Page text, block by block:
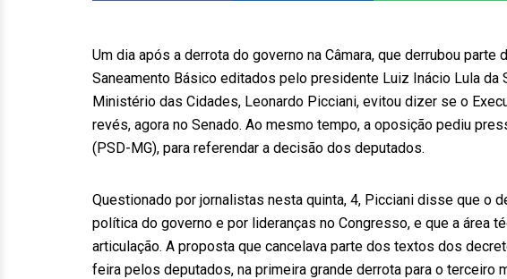
Um dia após a derrota do governo na Câmara, que derrubou
Saneamento Básico editados pelo presidente Luiz Inácio Lula da
Ministério das Cidades, Leonardo Picciani, evitou dizer se o
revés, agora no Senado. Ao mesmo tempo, a oposição pediu
(PSD-MG), para referendar a decisão dos deputados.
Questionado por jornalistas nesta quinta, 4, Picciani disse que o
política do governo e por lideranças no Congresso, e que a área
articulação. A proposta que cancelava parte dos textos dos
feira pelos deputados, na primeira grande derrota para o terceiro